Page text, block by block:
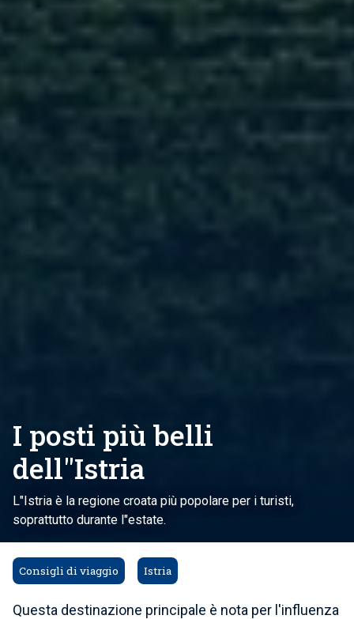
I posti più belli
dell"Istria
L"Istria è la regione croata più popolare per i turisti,
soprattutto durante l"estate.
Consigli di viaggio Istria
Questa destinazione principale è nota per l'influenza